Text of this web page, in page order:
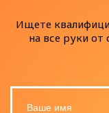
Ищете
на все руки от